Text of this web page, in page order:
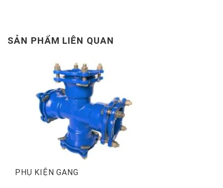
SẢN PHẨM LIÊN QUAN
PHỤ KIỆN GANG